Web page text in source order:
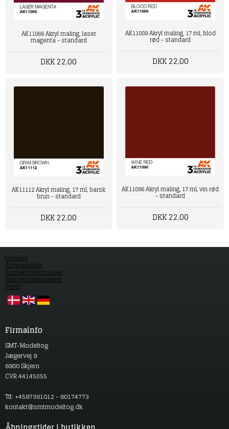
AK11066 Akryl maling, laser
magenta - standard
DKK 22,00
AK11089 Akryl maling, 17 ml, blod
rød - standard
DKK 22,00
AK11112 Akryl maling, 17 ml, barsk
brun - standard
DKK 22,00
AK11096 Akryl maling, 17 ml, vin rød
- standard
DKK 22,00
Forside
Åbningstider
Kontaktoplysninger
Handelsbetingelser
Profil
Firmainfo
SMT-Modeltog
Jægervej 9
6900 Skjern
CVR 44145855
Tlf: +4597361012 - 60174773
kontakt@smtmodeltog.dk